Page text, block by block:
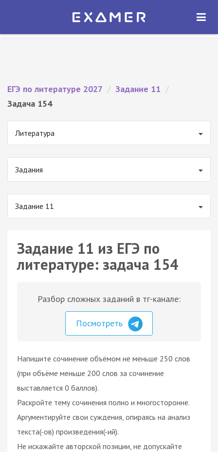
Экзамер — ЕГЭ 2027
ОТКРЫТЬ
ЕГЭ по литературе 2027 / Задание 11 /
Задача 154
Литература
Задания
Задание 11
Задание 11 из ЕГЭ по
литературе: задача 154
Разбор сложных заданий в тг-канале:
Посмотреть
Напишите сочинение объёмом не меньше 250 слов
(при объёме меньше 200 слов за сочинение
выставляется 0 баллов).
Раскройте тему сочинения полно и многосторонне.
Аргументируйте свои суждения, опираясь на анализ
текста(-ов) произведения(-ий).
Не искажайте авторской позиции, не допускайте